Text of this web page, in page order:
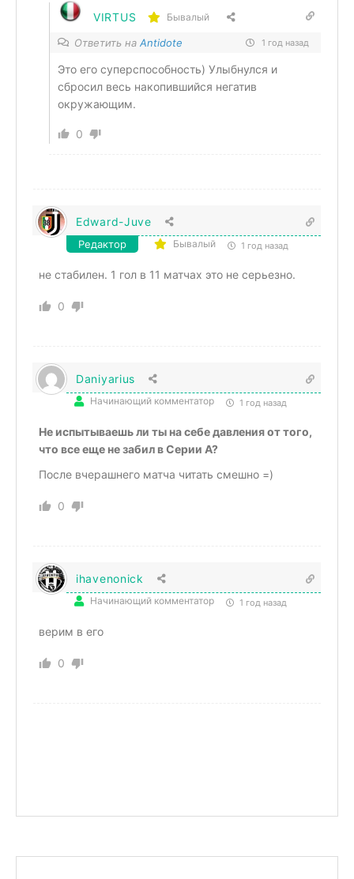
VIRTUS Бывалый
Ответить на Antidote 1 год назад
Это его суперспособность) Улыбнулся и
сбросил весь накопившийся негатив
окружающим.
0
Edward-Juve
Редактор Бывалый 1 год назад
не стабилен. 1 гол в 11 матчах это не серьезно.
0
Daniyarius
Начинающий комментатор 1 год назад
Не испытываешь ли ты на себе давления от того,
что все еще не забил в Серии А?
После вчерашнего матча читать смешно =)
0
ihavenonick
Начинающий комментатор 1 год назад
верим в его
0